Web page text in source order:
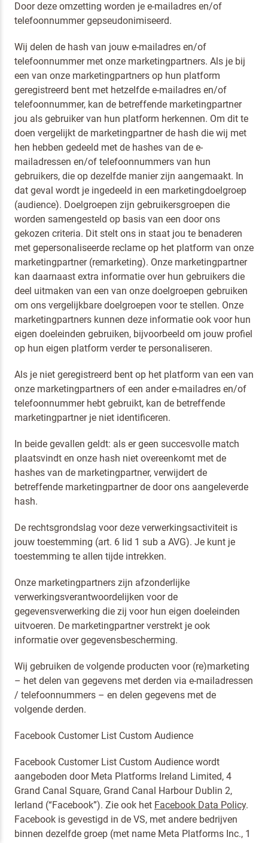
Door deze omzetting worden je e-mailadres en/of
telefoonnummer gepseudonimiseerd.
Wij delen de hash van jouw e-mailadres en/of
telefoonnummer met onze marketingpartners. Als je bij
een van onze marketingpartners op hun platform
geregistreerd bent met hetzelfde e-mailadres en/of
telefoonnummer, kan de betreffende marketingpartner
jou als gebruiker van hun platform herkennen. Om dit te
doen vergelijkt de marketingpartner de hash die wij met
hen hebben gedeeld met de hashes van de e-
mailadressen en/of telefoonnummers van hun
gebruikers, die op dezelfde manier zijn aangemaakt. In
dat geval wordt je ingedeeld in een marketingdoelgroep
(audience). Doelgroepen zijn gebruikersgroepen die
worden samengesteld op basis van een door ons
gekozen criteria. Dit stelt ons in staat jou te benaderen
met gepersonaliseerde reclame op het platform van onze
marketingpartner (remarketing). Onze marketingpartner
kan daarnaast extra informatie over hun gebruikers die
deel uitmaken van een van onze doelgroepen gebruiken
om ons vergelijkbare doelgroepen voor te stellen. Onze
marketingpartners kunnen deze informatie ook voor hun
eigen doeleinden gebruiken, bijvoorbeeld om jouw profiel
op hun eigen platform verder te personaliseren.
Als je niet geregistreerd bent op het platform van een van
onze marketingpartners of een ander e-mailadres en/of
telefoonnummer hebt gebruikt, kan de betreffende
marketingpartner je niet identificeren.
In beide gevallen geldt: als er geen succesvolle match
plaatsvindt en onze hash niet overeenkomt met de
hashes van de marketingpartner, verwijdert de
betreffende marketingpartner de door ons aangeleverde
hash.
De rechtsgrondslag voor deze verwerkingsactiviteit is
jouw toestemming (art. 6 lid 1 sub a AVG). Je kunt je
toestemming te allen tijde intrekken.
Onze marketingpartners zijn afzonderlijke
verwerkingsverantwoordelijken voor de
gegevensverwerking die zij voor hun eigen doeleinden
uitvoeren. De marketingpartner verstrekt je ook
informatie over gegevensbescherming.
Wij gebruiken de volgende producten voor (re)marketing
– het delen van gegevens met derden via e-mailadressen
/ telefoonnummers – en delen gegevens met de
volgende derden.
Facebook Customer List Custom Audience
Facebook Customer List Custom Audience wordt
aangeboden door Meta Platforms Ireland Limited, 4
Grand Canal Square, Grand Canal Harbour Dublin 2,
Ierland (“Facebook”). Zie ook het Facebook Data Policy.
Facebook is gevestigd in de VS, met andere bedrijven
binnen dezelfde groep (met name Meta Platforms Inc., 1